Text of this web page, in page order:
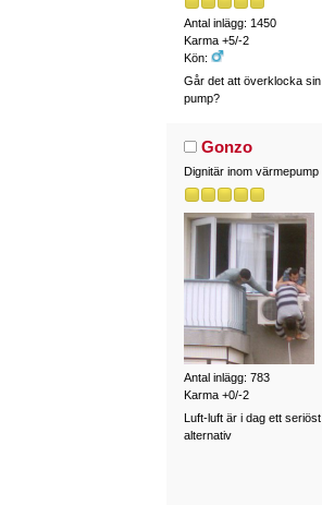
Antal inlägg: 1450
Karma +5/-2
Kön:
Går det att överklocka sin
pump?
Gonzo
Dignitär inom värmepump
Antal inlägg: 783
Karma +0/-2
Luft-luft är i dag ett seriöst
alternativ